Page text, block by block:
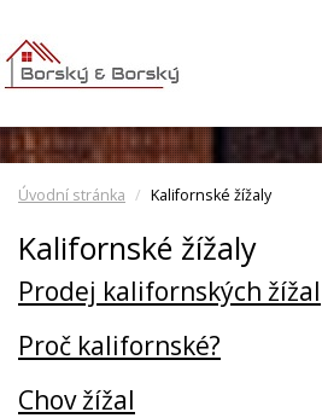
Úvodní stránka Kalifornské žížaly
Kalifornské žížaly
Prodej kalifornských žížal
Proč kalifornské?
Chov žížal